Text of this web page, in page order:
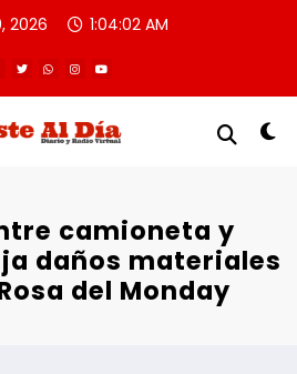
2026 1:04:02 AM
camioneta y
daños materiales
del Monday